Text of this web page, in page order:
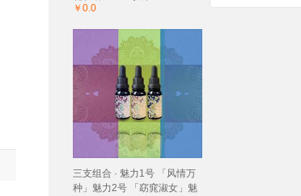
￥0.0
三支组合 · 魅力1号 「风情万
种」魅力2号 「窈窕淑女」魅